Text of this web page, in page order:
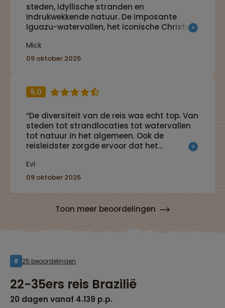
steden, idyllische stranden en
indrukwekkende natuur. De imposante
Iguazu-watervallen, het iconische Christus
van Chapada Diamantina en de bruisende
stad Rio de Janeiro zijn voor mij absolute
Brazilië en beleef je een rondreis vol
onvergetelijke momenten!”
Mick
09 oktober 2025
9,0
“De diversiteit van de reis was echt top. Van
steden tot strandlocaties tot watervallen
tot natuur in het algemeen. Ook de
reisleidster zorgde ervoor dat het
Evi
09 oktober 2025
Toon meer beoordelingen
8 25 beoordelingen
22-35ers reis Brazilië
20 dagen vanaf 4.139 p.p.